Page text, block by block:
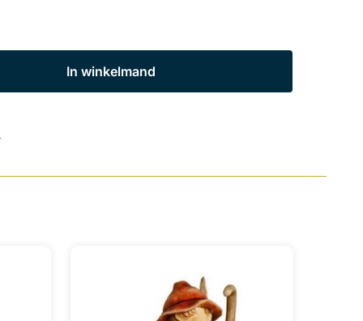
In winkelmand